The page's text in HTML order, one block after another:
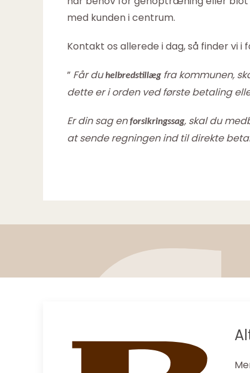
med kunden i centrum.
Kontakt os allerede i dag, så finder vi
” Får duhelbredstillægfra kommunen,
dette er i orden ved første betaling
Er din sag enforsikringssag, skal du
at sende regningen ind til direkte